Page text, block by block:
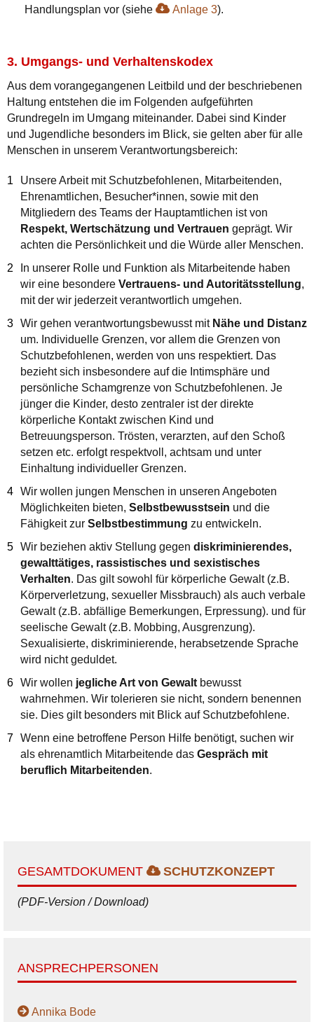
Handlungsplan vor (siehe Anlage 3).
3. Umgangs- und Verhaltenskodex
Aus dem vorangegangenen Leitbild und der beschriebenen
Haltung entstehen die im Folgenden aufgeführten
Grundregeln im Umgang miteinander. Dabei sind Kinder
und Jugendliche besonders im Blick, sie gelten aber für alle
Menschen in unserem Verantwortungsbereich:
Unsere Arbeit mit Schutzbefohlenen, Mitarbeitenden,
Ehrenamtlichen, Besucher*innen, sowie mit den
Mitgliedern des Teams der Hauptamtlichen ist von
Respekt, Wertschätzung und Vertrauen geprägt. Wir
achten die Persönlichkeit und die Würde aller Menschen.
In unserer Rolle und Funktion als Mitarbeitende haben
wir eine besondere Vertrauens- und Autoritätsstellung,
mit der wir jederzeit verantwortlich umgehen.
Wir gehen verantwortungsbewusst mit Nähe und Distanz
um. Individuelle Grenzen, vor allem die Grenzen von
Schutzbefohlenen, werden von uns respektiert. Das
bezieht sich insbesondere auf die Intimsphäre und
persönliche Schamgrenze von Schutzbefohlenen. Je
jünger die Kinder, desto zentraler ist der direkte
körperliche Kontakt zwischen Kind und
Betreuungsperson. Trösten, verarzten, auf den Schoß
setzen etc. erfolgt respektvoll, achtsam und unter
Einhaltung individueller Grenzen.
Wir wollen jungen Menschen in unseren Angeboten
Möglichkeiten bieten, Selbstbewusstsein und die
Fähigkeit zur Selbstbestimmung zu entwickeln.
Wir beziehen aktiv Stellung gegen diskriminierendes,
gewalttätiges, rassistisches und sexistisches
Verhalten. Das gilt sowohl für körperliche Gewalt (z.B.
Körperverletzung, sexueller Missbrauch) als auch verbale
Gewalt (z.B. abfällige Bemerkungen, Erpressung). und für
seelische Gewalt (z.B. Mobbing, Ausgrenzung).
Sexualisierte, diskriminierende, herabsetzende Sprache
wird nicht geduldet.
Wir wollen jegliche Art von Gewalt bewusst
wahrnehmen. Wir tolerieren sie nicht, sondern benennen
sie. Dies gilt besonders mit Blick auf Schutzbefohlene.
Wenn eine betroffene Person Hilfe benötigt, suchen wir
als ehrenamtlich Mitarbeitende das Gespräch mit
beruflich Mitarbeitenden.
GESAMTDOKUMENT SCHUTZKONZEPT
(PDF-Version / Download)
ANSPRECHPERSONEN
Annika Bode